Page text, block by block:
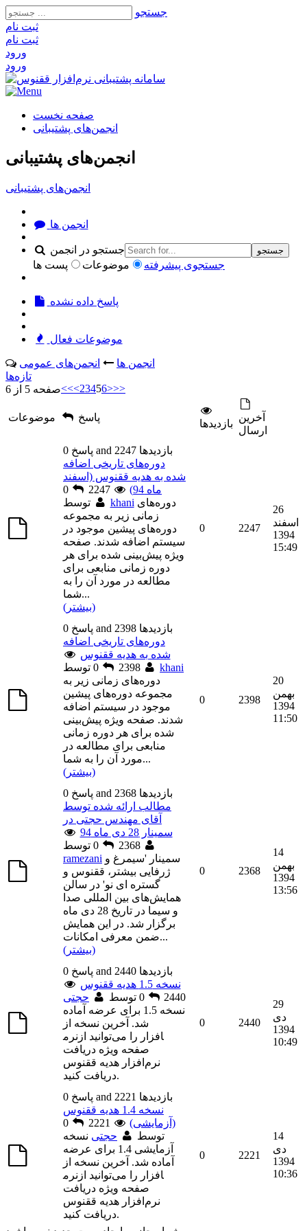
جستجو
ثبت‌ نام
ثبت‌ نام
ورود
ورود
صفحه نخست
انجمن‌های پشتیبانی
انجمن‌های پشتیبانی
انجمن‌های پشتیبانی
انجمن ها
جستجو در انجمن جستجو
جستجوی پیشرفته موضوعات پست ها
پاسخ داده نشده
موضوعات فعال
انجمن ها
انجمن‌های عمومی
تازه‌ها
صفحه 5 از 6<<<23456>>>
موضوعات پاسخ
بازديدها
آخرين
ارسال
0 پاسخ and 2247 بازديدها
دوره‌های تاریخی اضافه
شده به هدیه ققنوس (اسفند
ماه 94)
2247
khani دوره‌های
زمانی زیر به مجموعه
دوره‌های پیشین موجود در
سیستم اضافه شدند. صفحه
ویژه پیش‌بینی شده برای هر
دوره زمانی منابعی برای
مطالعه در مورد آن را به
شما...
(بیشتر)
0 2247
26
اسفند
1394
15:49
0 پاسخ and 2398 بازديدها
دوره‌های تاریخی اضافه
شده به هدیه ققنوس
2398توسط
khani
دوره‌های زمانی زیر به
مجموعه دوره‌های پیشین
موجود در سیستم اضافه
شدند. صفحه ویژه پیش‌بینی
شده برای هر دوره زمانی
منابعی برای مطالعه در
مورد آن را به شما...
(بیشتر)
0 2398
20
بهمن
1394
11:50
0 پاسخ and 2368 بازديدها
مطالب ارائه شده توسط
آقای مهندس حجتی در
سمینار 28 دی ماه 94
2368توسط
ramezani سمینار 'سیمرغ و
ژرفایی بیشتر، ققنوس و
گستره ای نو' در سالن
همایش‌های بین المللی صدا
و سیما در تاریخ 28 دی ماه
برگزار شد. در این همایش
ضمن معرفی امکانات...
(بیشتر)
0 2368
14
بهمن
1394
13:56
0 پاسخ and 2440 بازديدها
نسخه 1.5 هدیه ققنوس
2440
0 توسط
حجتی
نسخه 1.5 برای عرضه آماده
شد. آخرین نسخه از
نرم‎افزار را می‌توانید از
صفحه ویژه دریافت
نرم‌افزار هدیه ققنوس
دریافت کنید.
0 2440
29
دی
1394
10:49
0 پاسخ and 2221 بازديدها
نسخه 1.4 هدیه ققنوس
(آزمایشی)
توسط
حجتی نسخه
آزمایشی 1.4 برای عرضه
آماده شد. آخرین نسخه از
نرم‎افزار را می‌توانید از
صفحه ویژه دریافت
نرم‌افزار هدیه ققنوس
دریافت کنید.
0 2221
14
دی
1394
10:36